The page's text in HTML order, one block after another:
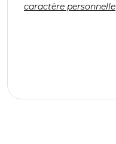
caractère personnelle